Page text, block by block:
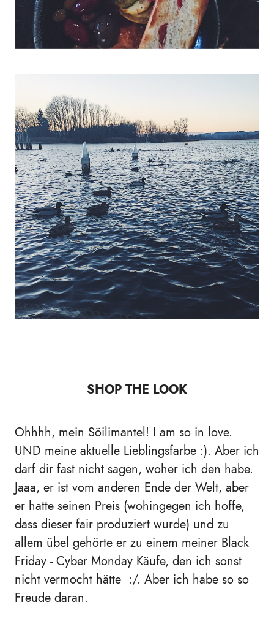
SHOP THE LOOK
Ohhhh, mein Söilimantel! I am so in love.
UND meine aktuelle Lieblingsfarbe :). Aber ich
darf dir fast nicht sagen, woher ich den habe.
Jaaa, er ist vom anderen Ende der Welt, aber
er hatte seinen Preis (wohingegen ich hoffe,
dass dieser fair produziert wurde) und zu
allem übel gehörte er zu einem meiner Black
Friday - Cyber Monday Käufe, den ich sonst
nicht vermocht hätte :/. Aber ich habe so so
Freude daran.